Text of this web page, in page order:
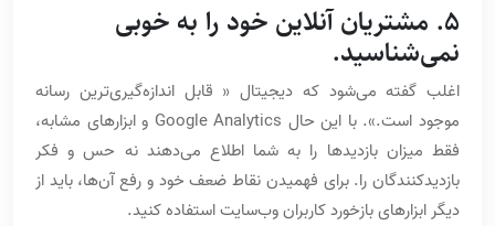
5. مشتریان آنلاین خود را به خوبی
نمی‌شناسید.
اغلب گفته می‌شود که دیجیتال « قابل اندازه‌گیری‌ترین رسانه
موجود است.». با این حال Google Analytics و ابزارهای مشابه،
فقط میزان بازدیدها را به شما اطلاع می‌دهند نه حس و فکر
بازدیدکنندگان را. برای فهمیدن نقاط ضعف خود و رفع آن‌ها، باید از
دیگر ابزارهای بازخورد کاربران وب‌سایت استفاده کنید.